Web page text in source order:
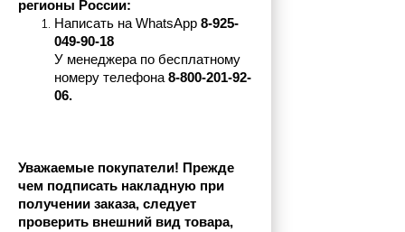
регионы России:
Написать на WhatsApp 8-925-
049-90-18
У менеджера по бесплатному
номеру телефона 8-800-201-92-
06.
Уважаемые покупатели! Прежде
чем подписать накладную при
получении заказа, следует
проверить внешний вид товара,